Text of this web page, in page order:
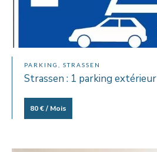
PARKING, STRASSEN
Strassen : 1 parking extérieur
80 € / Mois